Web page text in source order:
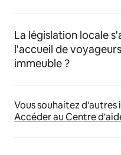
La législation locale
l'accueil de
immeuble ?
Vous souhaitez d'autres
Accéder au Centre